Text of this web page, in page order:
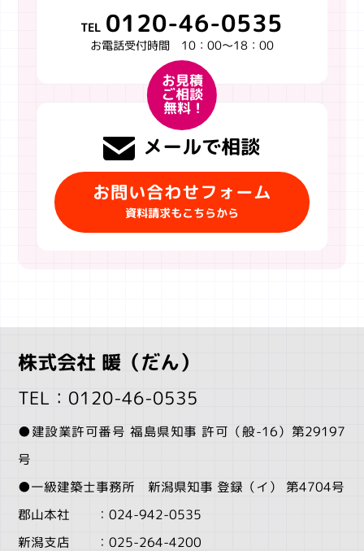
お見積
ご相談
無料 !
TEL 0120-46-0535
お電話受付時間 10：00～18：00
メールで相談
お問い合わせフォーム
資料請求もこちらから
株式会社 暖（だん）
TEL：0120-46-0535
●建設業許可番号 福島県知事 許可（般-16）第29197
号
●一級建築士事務所 新潟県知事 登録（イ） 第4704号
郡山本社 ：024-942-0535
新潟支店 ：025-264-4200